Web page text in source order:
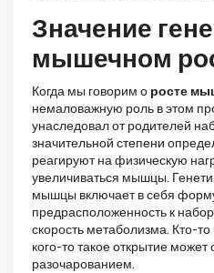
Значение
мышечном
Когда мы говорим о росте
немаловажную роль в этом
унаследовал от родителей
значительной степени
реагируют на физическую
увеличиваться мышцы.
мышцы включает в себя
предрасположенность к
скорость метаболизма. Кто-то
кого-то такое открытие
разочарованием.